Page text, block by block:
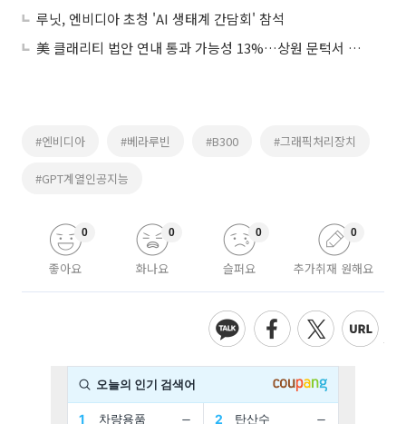
루닛, 엔비디아 초청 'AI 생태계 간담회' 참석
美 클래리티 법안 연내 통과 가능성 13%…상원 문턱서 제동
#엔비디아 #베라루빈 #B300 #그래픽처리장치
#GPT계열인공지능
좋아요
0
화나요
0
슬퍼요
0
추가취재 원해요
0